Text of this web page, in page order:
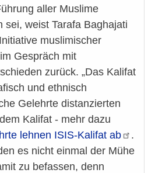
aller Muslime
sei, weist Tarafa Baghajati
muslimischer
Gespräch mit
zurück. „Das Kalifat
und ethnisch
Gelehrte distanzierten
Kalifat - mehr dazu
lehnen ISIS-Kalifat ab
.
es nicht einmal der Mühe
zu befassen, denn